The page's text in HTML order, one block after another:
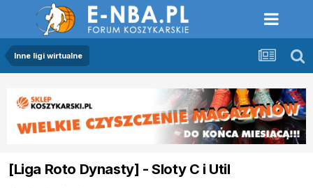
Inne ligi wirtualne
[Liga Roto Dynasty] - Sloty C i Util